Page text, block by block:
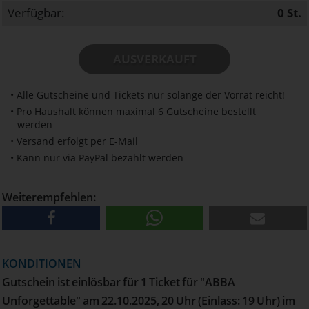
Verfügbar: 0 St.
• Alle Gutscheine und Tickets nur solange der Vorrat reicht!
• Pro Haushalt können maximal 6 Gutscheine bestellt
werden
• Versand erfolgt per E-Mail
• Kann nur via PayPal bezahlt werden
Weiterempfehlen:
KONDITIONEN
Gutschein ist einlösbar für 1 Ticket für "ABBA
Unforgettable" am 22.10.2025, 20 Uhr (Einlass: 19 Uhr) im